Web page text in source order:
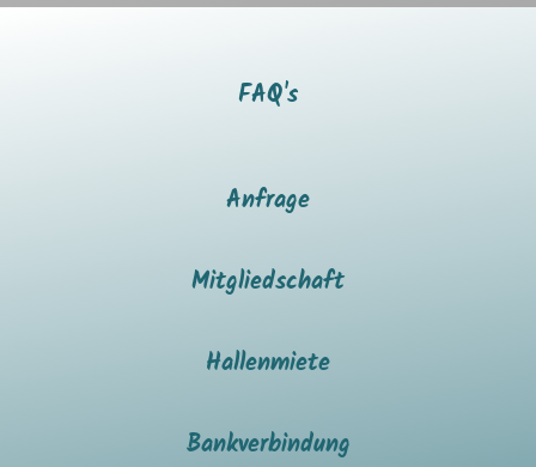
FAQ's
Anfrage
Mitgliedschaft
Hallenmiete
Bankverbindung